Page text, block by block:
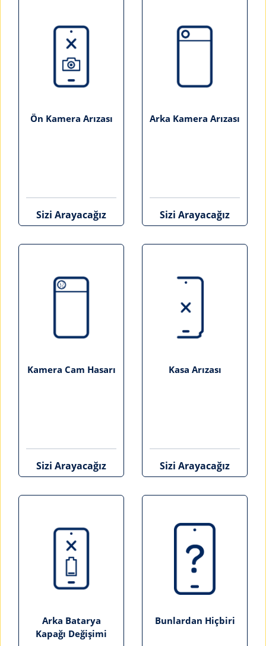
Ön Kamera Arızası
Sizi Arayacağız
Arka Kamera Arızası
Sizi Arayacağız
Kamera Cam Hasarı
Sizi Arayacağız
Kasa Arızası
Sizi Arayacağız
Arka Batarya
Kapağı Değişimi
Bunlardan Hiçbiri